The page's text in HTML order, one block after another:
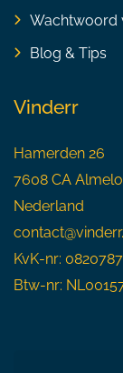
Wachtwoord
Blog & Tips
Vinderr
Hamerden 26
7608 CA Almelo
Nederland
KvK-nr:
Btw-nr: